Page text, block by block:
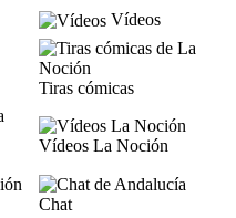
Vídeos
Tiras cómicas
Vídeos La Noción
Chat